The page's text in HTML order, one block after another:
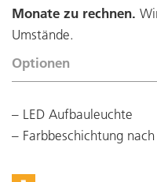
Monate zu rechnen.
Umstände.
Optionen
LED Aufbauleuchte
Farbbeschichtung